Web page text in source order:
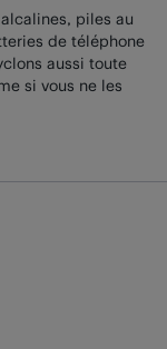
piles au
de téléphone
aussi toute
si vous ne les
électroniques